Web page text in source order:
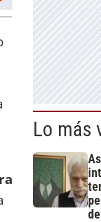
Lo más